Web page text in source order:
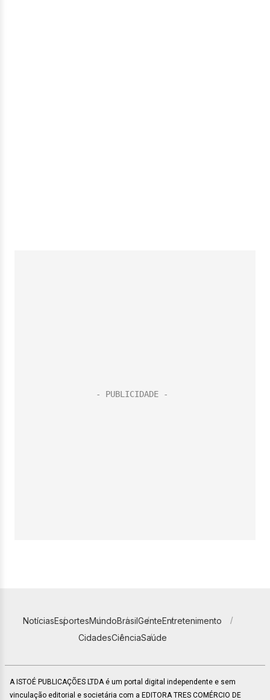
NotíciasEsportesMundoBrasilGenteEntretenimento
CidadesCiênciaSaúde
A ISTOÉ PUBLICAÇÕES LTDA é um portal digital independente e sem
vinculação editorial e societária com a EDITORA TRES COMÉRCIO DE